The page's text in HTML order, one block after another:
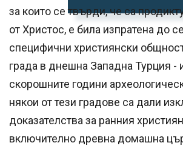
за които се твърди, че са
от Христос, е била изпратена до
специфични християнски
града в днешна Западна Турция -
скорошните години
някои от тези градове са дали
доказателства за ранния
включително древна домашна